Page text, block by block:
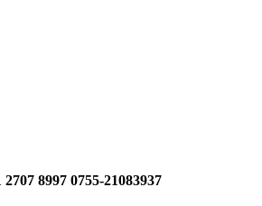
2707 8997 0755-21083937